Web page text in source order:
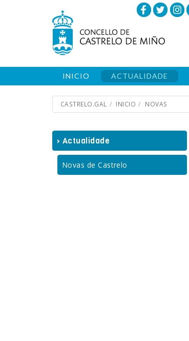
INICIO ACTUALIDADE
CASTRELO.GAL INICIO NOVAS
› Actualidade
Novas de Castrelo